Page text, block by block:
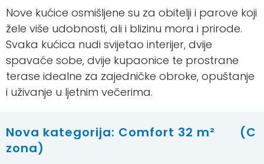
Nove kućice osmišljene su za obitelji i parove koji
žele više udobnosti, ali i blizinu mora i prirode.
Svaka kućica nudi svijetao interijer, dvije
spavaće sobe, dvije kupaonice te prostrane
terase idealne za zajedničke obroke, opuštanje
i uživanje u ljetnim večerima.
Nova kategorija: Comfort 32 m² (C
zona)